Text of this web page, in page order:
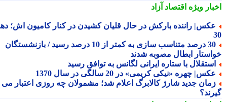
ویژهاقتصاد آزاد
راننده بارکش در حال قلیان کشیدن در کنار کامیون اش؛ دهه
30 درصد متناسب سازی به کمتر از 10 درصد رسید / بازنشستگان
ابطال مصوبه شدند
با ستاره ایرانی لگانس به توافق رسید
چهره «نیکی کریمی» در 20 سالگی در سال 1370
جدید شارژ کالابرگ اعلام شد؛ مشمولان چه روزی اعتبار می